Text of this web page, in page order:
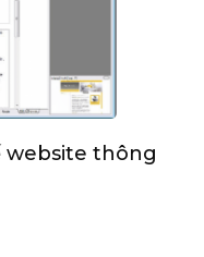
website thông